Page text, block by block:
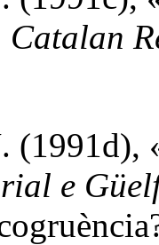
Catalan
e